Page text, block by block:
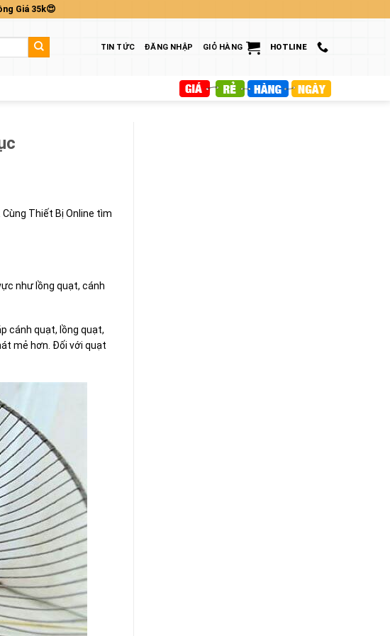
Giá 35k😍
TIN TỨC ĐĂNG NHẬP GIỎ HÀNG HOTLINE
Thiết Bị Online tìm
như lồng quạt, cánh
cánh quạt, lồng quạt,
mẻ hơn. Đối với quạt